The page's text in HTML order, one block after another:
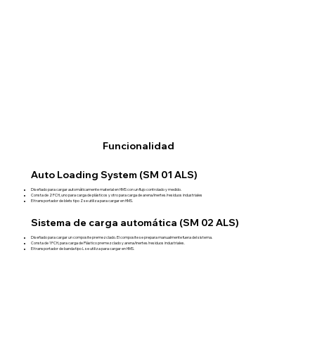
Funcionalidad
Auto Loading System (SM 01 ALS)
Diseñado para cargar automáticamente material en HMS con un flujo controlado y medido.
Consta de 2 FCH, uno para carga de plásticos y otro para carga de arena/inertes/residuos industriales
El transportador de blets tipo Z se utiliza para cargar en HMS.
Sistema de carga automática (SM 02 ALS)
Diseñado para cargar un composite premezclado. El composite se prepara manualmente fuera del sistema.
Consta de 1 FCH, para carga de Plástico premezclado y arena/inertes/residuos industriales.
El transportador de banda tipo L se utiliza para cargar en HMS.